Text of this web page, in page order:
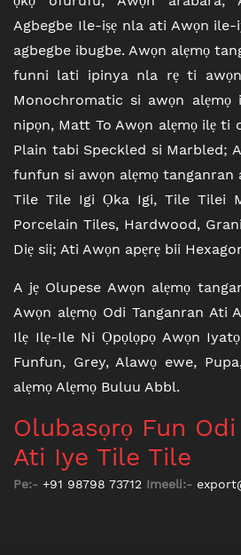
Agbegbe Ile-iṣẹ nla ati Awọn
agbegbe ibugbe. Awọn alẹmọ
funni lati ipinya nla rẹ ti
Monochromatic si awọn
nipọn, Matt To Awọn alẹmọ ilẹ ti
Plain tabi Speckled si Marbled;
funfun si awọn alẹmọ tanganran
Tile Tile Igi Ọka Igi, Tile Tilei
Porcelain Tiles, Hardwood,
Diẹ sii; Ati Awọn apẹrẹ bii
A jẹ Olupese Awọn alẹmọ
Awọn alẹmọ Odi Tanganran Ati
Ilẹ Ilẹ-Ile Ni Ọpọlọpọ Awọn
Funfun, Grey, Alawọ ewe,
alẹmọ Alẹmọ Buluu Abbl.
Olubasọrọ Fun
Ati Iye Tile Tile
Pe:- +91 98798 73712 Imeeli:-